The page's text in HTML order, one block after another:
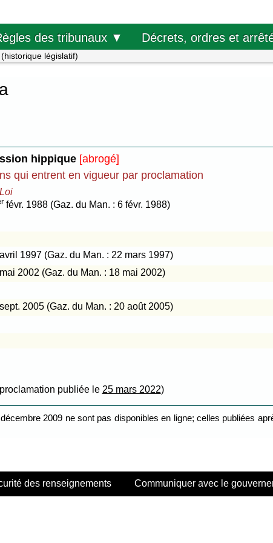
des tribunaux ▼ Décrets, ordres et
législatif)
hippique [abrogé]
qui entrent en vigueur par proclamation
Loi
févr. 1988 (Gaz. du Man. : 6 févr. 1988)
avril 1997 (Gaz. du Man. : 22 mars 1997)
mai 2002 (Gaz. du Man. : 18 mai 2002)
sept. 2005 (Gaz. du Man. : 20 août 2005)
publiée le 25 mars 2022)
décembre 2009 ne sont pas disponibles en ligne; celles publiées
des renseignements Communiquer avec le